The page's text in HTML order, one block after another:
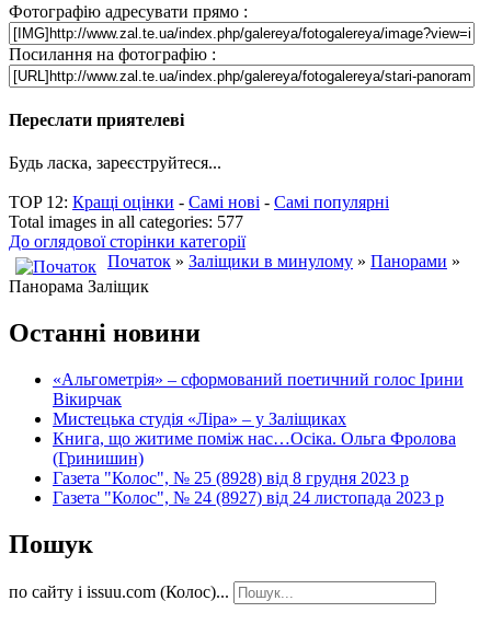
Фотографію адресувати прямо :
Посилання на фотографію :
Переслати приятелеві
Будь ласка, зареєструйтеся...
TOP 12: Кращі оцінки - Самі нові - Самі популярні
Total images in all categories: 577
До оглядової сторінки категорії
Початок » Заліщики в минулому » Панорами »
Панорама Заліщик
Останні новини
«Альгометрія» – сформований поетичний голос Ірини
Вікирчак
Мистецька студія «Ліра» – у Заліщиках
Книга, що житиме поміж нас…Осіка. Ольга Фролова
(Гринишин)
Газета "Колос", № 25 (8928) від 8 грудня 2023 р
Газета "Колос", № 24 (8927) від 24 листопада 2023 р
Пошук
по сайту і issuu.com (Колос)...